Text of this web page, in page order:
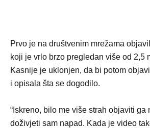
Prvo je na društvenim mrežama
koji je vrlo brzo pregledan više od 2,5
Kasnije je uklonjen, da bi potom
i opisala šta se dogodilo.
“Iskreno, bilo me više strah objaviti ga
doživjeti sam napad. Kada je video